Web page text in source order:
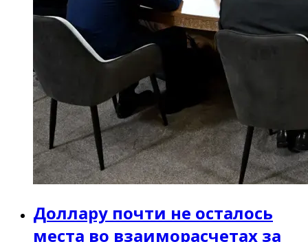
Доллару почти не осталось
места во взаиморасчетах за